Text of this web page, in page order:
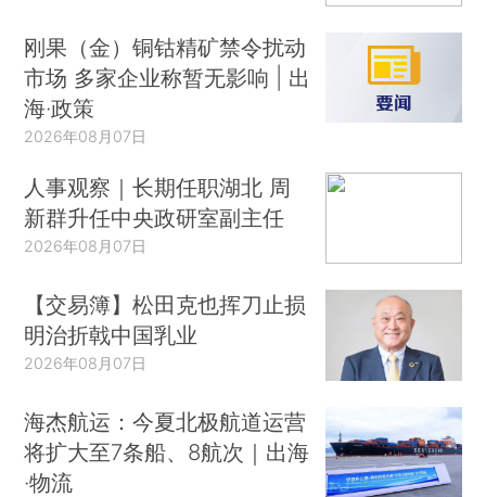
刚果（金）铜钴精矿禁令扰动
市场 多家企业称暂无影响 | 出
海·政策
2026年08月07日
人事观察｜长期任职湖北 周
新群升任中央政研室副主任
2026年08月07日
【交易簿】松田克也挥刀止损
明治折戟中国乳业
2026年08月07日
海杰航运：今夏北极航道运营
将扩大至7条船、8航次｜出海
·物流